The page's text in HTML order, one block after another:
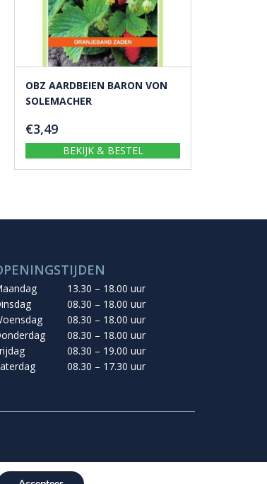
OBZ AARDBEIEN BARON VON
SOLEMACHER
€3,49
BEKIJK & BESTEL
13.30 – 18.00 uur
08.30 – 18.00 uur
08.30 – 18.00 uur
08.30 – 18.00 uur
08.30 – 19.00 uur
08.30 – 17.30 uur